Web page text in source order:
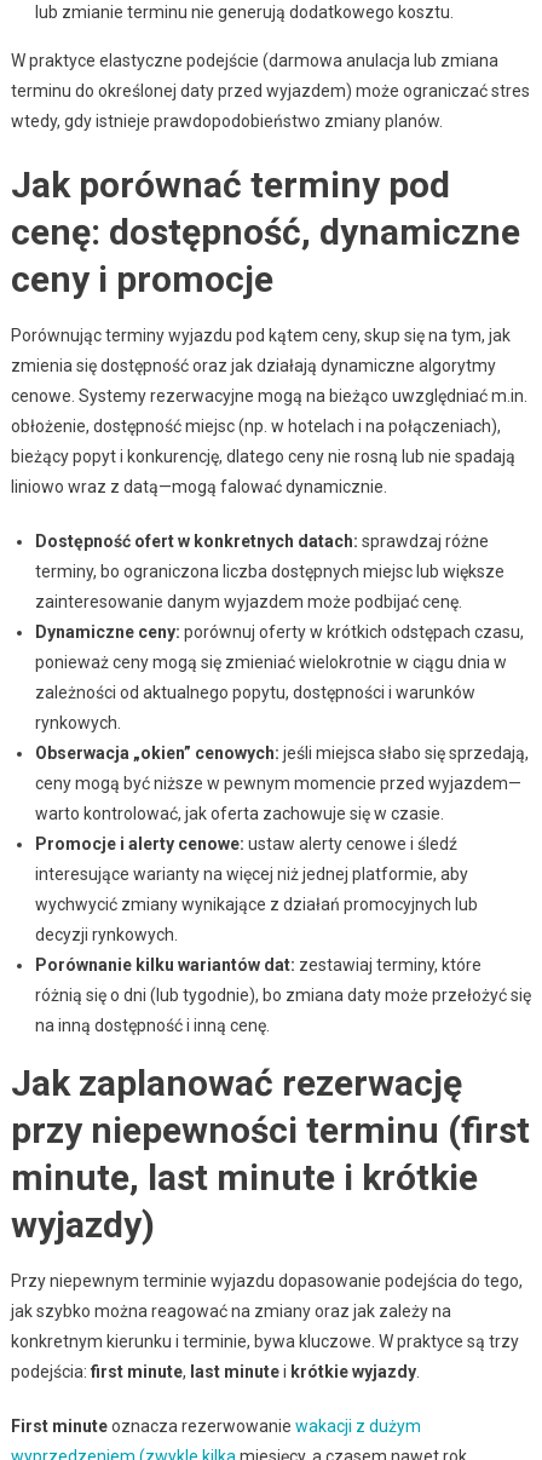
lub zmianie terminu nie generują dodatkowego kosztu.
W praktyce elastyczne podejście (darmowa anulacja lub zmiana
terminu do określonej daty przed wyjazdem) może ograniczać stres
wtedy, gdy istnieje prawdopodobieństwo zmiany planów.
Jak porównać terminy pod
cenę: dostępność, dynamiczne
ceny i promocje
Porównując terminy wyjazdu pod kątem ceny, skup się na tym, jak
zmienia się dostępność oraz jak działają dynamiczne algorytmy
cenowe. Systemy rezerwacyjne mogą na bieżąco uwzględniać m.in.
obłożenie, dostępność miejsc (np. w hotelach i na połączeniach),
bieżący popyt i konkurencję, dlatego ceny nie rosną lub nie spadają
liniowo wraz z datą—mogą falować dynamicznie.
Dostępność ofert w konkretnych datach: sprawdzaj różne
terminy, bo ograniczona liczba dostępnych miejsc lub większe
zainteresowanie danym wyjazdem może podbijać cenę.
Dynamiczne ceny: porównuj oferty w krótkich odstępach czasu,
ponieważ ceny mogą się zmieniać wielokrotnie w ciągu dnia w
zależności od aktualnego popytu, dostępności i warunków
rynkowych.
Obserwacja „okien” cenowych: jeśli miejsca słabo się sprzedają,
ceny mogą być niższe w pewnym momencie przed wyjazdem—
warto kontrolować, jak oferta zachowuje się w czasie.
Promocje i alerty cenowe: ustaw alerty cenowe i śledź
interesujące warianty na więcej niż jednej platformie, aby
wychwycić zmiany wynikające z działań promocyjnych lub
decyzji rynkowych.
Porównanie kilku wariantów dat: zestawiaj terminy, które
różnią się o dni (lub tygodnie), bo zmiana daty może przełożyć się
na inną dostępność i inną cenę.
Jak zaplanować rezerwację
przy niepewności terminu (first
minute, last minute i krótkie
wyjazdy)
Przy niepewnym terminie wyjazdu dopasowanie podejścia do tego,
jak szybko można reagować na zmiany oraz jak zależy na
konkretnym kierunku i terminie, bywa kluczowe. W praktyce są trzy
podejścia: first minute, last minutei krótkie wyjazdy.
First minuteoznacza rezerwowanie wakacji z dużym
wyprzedzeniem (zwykle kilka miesięcy, a czasem nawet rok